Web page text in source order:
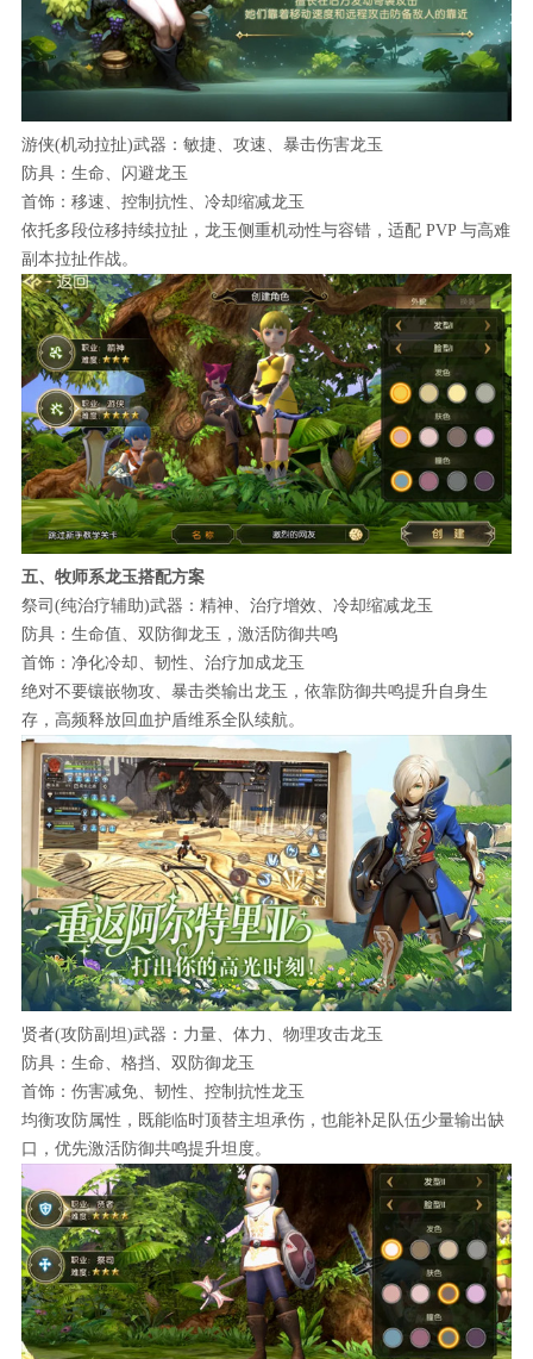
游侠(机动拉扯)武器：敏捷、攻速、暴击伤害龙玉
防具：生命、闪避龙玉
首饰：移速、控制抗性、冷却缩减龙玉
依托多段位移持续拉扯，龙玉侧重机动性与容错，适配 PVP 与高难
副本拉扯作战。
五、牧师系龙玉搭配方案
祭司(纯治疗辅助)武器：精神、治疗增效、冷却缩减龙玉
防具：生命值、双防御龙玉，激活防御共鸣
首饰：净化冷却、韧性、治疗加成龙玉
绝对不要镶嵌物攻、暴击类输出龙玉，依靠防御共鸣提升自身生
存，高频释放回血护盾维系全队续航。
贤者(攻防副坦)武器：力量、体力、物理攻击龙玉
防具：生命、格挡、双防御龙玉
首饰：伤害减免、韧性、控制抗性龙玉
均衡攻防属性，既能临时顶替主坦承伤，也能补足队伍少量输出缺
口，优先激活防御共鸣提升坦度。